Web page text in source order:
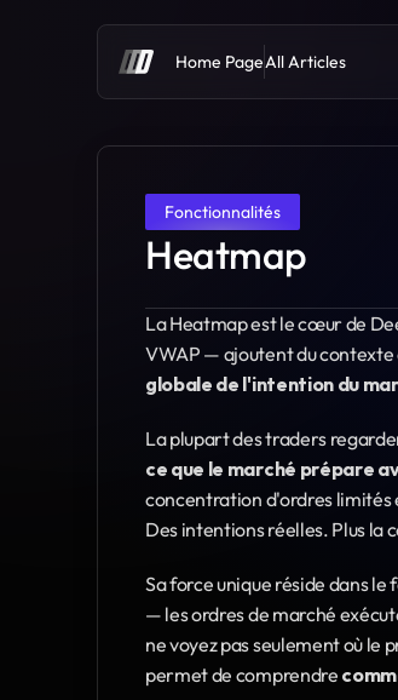
Home PageAll Articles
Fonctionnalités
Heatmap
La Heatmap est le cœur de
VWAP — ajoutent du contexte
globale de l'intention du
ce que le marché prépare
concentration d'ordres limités
Des intentions réelles. Plus la
Sa force unique réside dans le
— les ordres de marché
ne voyez pas seulement où le
permet de comprendre